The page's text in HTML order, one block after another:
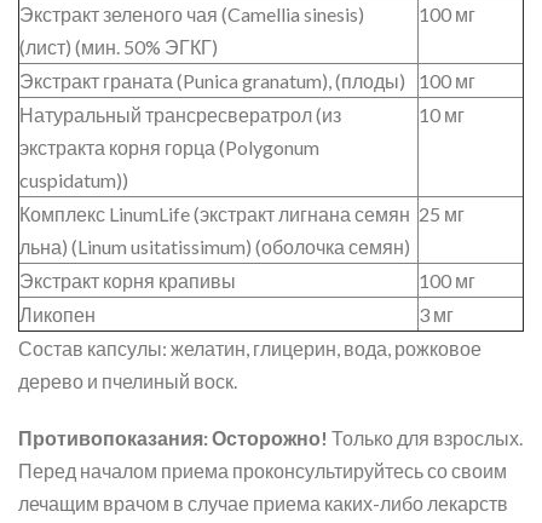
Экстракт зеленого чая (Camellia sinesis)
(лист) (мин. 50% ЭГКГ)
100 мг
Экстракт граната (Punica granatum), (плоды)
100 мг
Натуральный трансресвератрол (из
экстракта корня горца (Polygonum
cuspidatum))
10 мг
Комплекс LinumLife (экстракт лигнана семян
льна) (Linum usitatissimum) (оболочка семян)
25 мг
Экстракт корня крапивы
100 мг
Ликопен
3 мг
Состав капсулы: желатин, глицерин, вода, рожковое
дерево и пчелиный воск.
Противопоказания: Осторожно! Только для взрослых.
Перед началом приема проконсультируйтесь со своим
лечащим врачом в случае приема каких-либо лекарств